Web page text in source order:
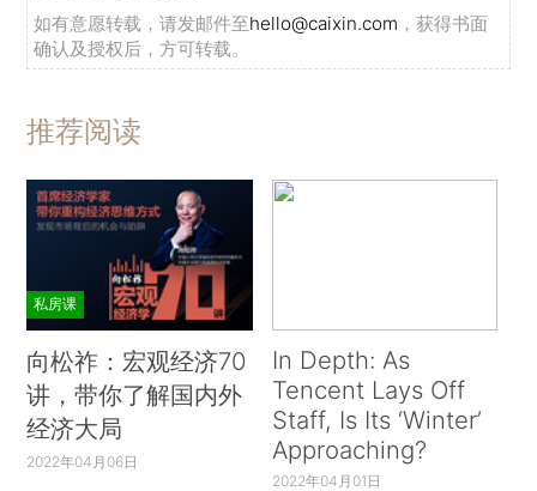
如有意愿转载，请发邮件至hello@caixin.com ，获得书面
确认及授权后，方可转载。
推荐阅读
私房课
向松祚：宏观经济70
讲，带你了解国内外
经济大局
2022年04月06日
In Depth: As
Tencent Lays Off
Staff, Is Its ‘Winter’
Approaching?
2022年04月01日